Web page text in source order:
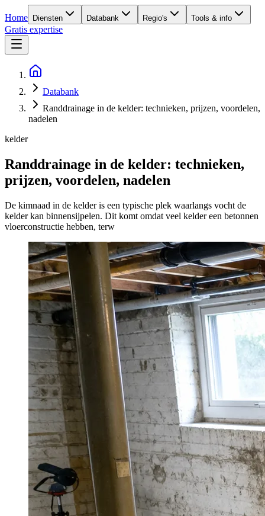
Home Diensten Databank Regio's Tools & info
Gratis expertise
Databank
Randdrainage in de kelder: technieken, prijzen, voordelen,
nadelen
kelder
Randdrainage in de kelder: technieken,
prijzen, voordelen, nadelen
De kimnaad in de kelder is een typische plek waarlangs vocht de
kelder kan binnensijpelen. Dit komt omdat veel kelder een betonnen
vloerconstructie hebben, terw